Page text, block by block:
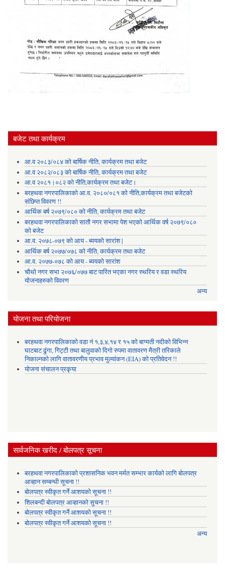
बजेट तथा कार्यक्रम
आ.व २०८३/०८४ को बार्षिक नीति, कार्यक्रम तथा बजेट
आ.व २०८२/०८३ को बार्षिक नीति, कार्यक्रम तथा बजेट
आ.व २०८१।०८२ को नीति,कार्यक्रम तथा बजेट।
बरहथवा नगरपालिकाको आ.व. २०८०/०८१ को नीति,कार्यक्रम तथा बजेटको
संछिप्त विवरण !!
आर्थिक बर्ष २०७९/०८० को नीति, कार्यक्रम तथा बजेट
बरहथवा नगरपालिकाको सातौ नगर सभामा पेश भएको आर्थिक वर्ष २०७९/०८०
को बजेट
आ.व. २०७८-०७९ को आय - ब्ययको सारांश |
आर्थिक बर्ष २०७७/०७८ को नीति, कार्यक्रम तथा बजेट
आ.व. २०७७-०७८ को आय - ब्ययको सारांश
चौथो नगर सभा २०७६/०७७ बाट पारित भएका नगर स्थरिय र वडा स्थरिय
योजनाहरुको विवरण
अन्य
योजना तथा परियोजना
बरहथवा नगरपालिकाको वडा नं १,३,४,१४ र १५ को बाग्मती नदीको विभिन्न
घाटबाट ढुंगा, गिट्टी तथा बालुवाको दिगो रुपमा वातावरण मैत्री तरिकाले
निकाल्नको लागि वातावरणीय प्रभाव मुल्यांकन (EIA) को प्रतिवेदन !!
योजना संचालन प्रकृया
सार्वजनिक खरीद / बोलपत्र सूचना
बरहथवा नगरपालिकाको प्रशासनिक भवन मर्मत सम्भार कार्यको लागि बोलपत्र
आव्हान सम्बन्धी सूचना !!
बोलपत्र स्वीकृत गर्ने आशयको सूचना !!
शिलबन्दी बोलपत्र आव्हानको सुचना !!
बोलपत्र स्वीकृत गर्ने आशयको सूचना !!
बोलपत्र स्वीकृत गर्ने आशयको सूचना !!
अन्य